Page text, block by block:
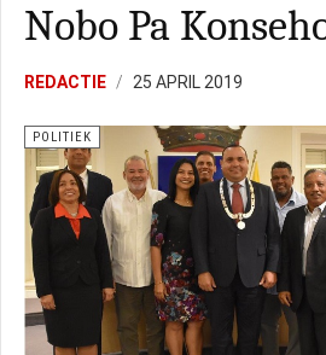
Nobo Pa
REDACTIE 25 APRIL 2019
POLITIEK